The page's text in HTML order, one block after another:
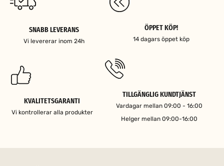
SNABB LEVERANS
Vi levererar inom 24h
ÖPPET KÖP!
14 dagars öppet köp
KVALITETSGARANTI
Vi kontrollerar alla produkter
TILLGÄNGLIG KUNDTJÄNST
Vardagar mellan 09:00 - 16:00
Helger mellan 09:00-16:00